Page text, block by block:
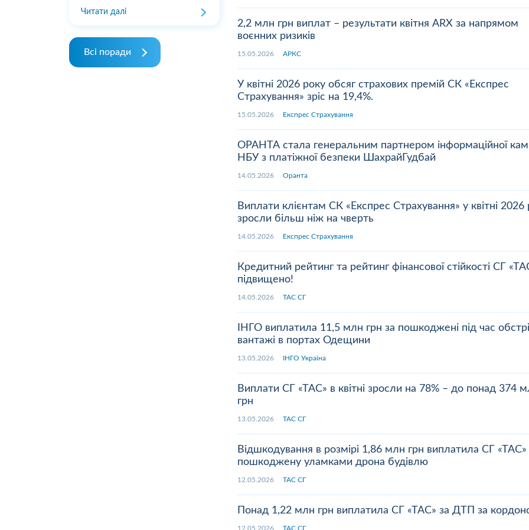
Читати далі
Всі поради
2,2 млн грн виплат – результати квітня ARX за напрямом
воєнних ризиків
15.05.2026 АРКС
У квітні 2026 року обсяг страхових премій СК «Експрес
Страхування» зріс на 19,4%.
15.05.2026 Експрес Страхування
ОРАНТА стала генеральним партнером інформаційної
НБУ з платіжної безпеки ШахрайГудбай
14.05.2026 Оранта
Виплати клієнтам СК «Експрес Страхування» у квітні 2026
зросли більш ніж на чверть
14.05.2026 Експрес Страхування
Кредитний рейтинг та рейтинг фінансової стійкості СГ
підвищено!
14.05.2026 ТАС СГ
ІНГО виплатила 11,5 млн грн за пошкоджені під час
вантажі в портах Одещини
13.05.2026 ІНГО Україна
Виплати СГ «ТАС» в квітні зросли на 78% – до понад 374
грн
13.05.2026 ТАС СГ
Відшкодування в розмірі 1,86 млн грн виплатила СГ «ТАС»
пошкоджену уламками дрона будівлю
12.05.2026 ТАС СГ
Понад 1,22 млн грн виплатила СГ «ТАС» за ДТП за
12.05.2026 ТАС СГ